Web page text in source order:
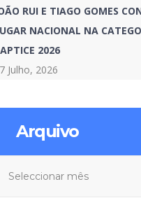
RUI E TIAGO GOMES
NACIONAL NA
2026
Julho, 2026
Arquivo